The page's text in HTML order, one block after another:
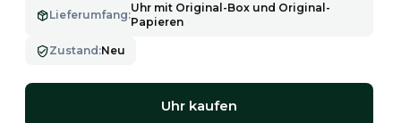
Lieferumfang:
Uhr mit Original-Box und Original-
Papieren
Zustand :Neu
Uhr kaufen